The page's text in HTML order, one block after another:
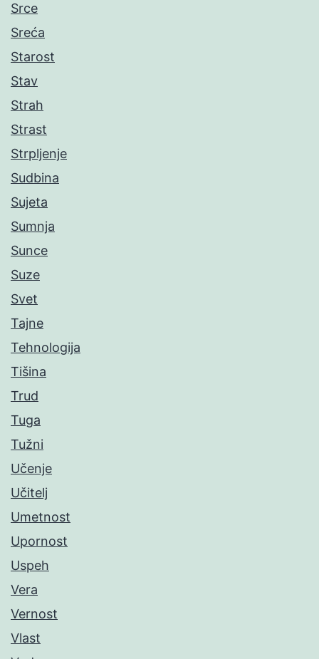
Srce
Sreća
Starost
Stav
Strah
Strast
Strpljenje
Sudbina
Sujeta
Sumnja
Sunce
Suze
Svet
Tajne
Tehnologija
Tišina
Trud
Tuga
Tužni
Učenje
Učitelj
Umetnost
Upornost
Uspeh
Vera
Vernost
Vlast